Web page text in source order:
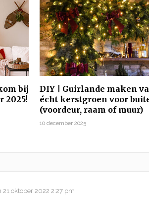
bij
2025!
DIY | Guirlande maken
écht kerstgroen voor
(voordeur, raam of muur)
10 december 2025
21 oktober 2022 2:27 pm